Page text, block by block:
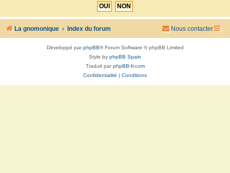
h
La gnomonique Index du forum Nous contacter
Développé parphpBB® Forum Software © phpBB Limited
Style by phpBB Spain
Traduit parphpBB-fr.com
Confidentialité | Conditions